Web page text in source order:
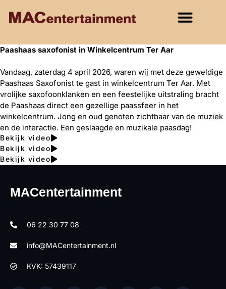
Paashaas saxofonist in Winkelcentrum Ter Aar
Vandaag, zaterdag 4 april 2026, waren wij met deze geweldige
Paashaas Saxofonist te gast in winkelcentrum Ter Aar. Met
vrolijke saxofoonklanken en een feestelijke uitstraling bracht
de Paashaas direct een gezellige paassfeer in het
winkelcentrum. Jong en oud genoten zichtbaar van de muziek
en de interactie. Een geslaagde en muzikale paasdag!
Bekijk video
Bekijk video
Bekijk video
MACentertainment
06 22 30 77 08
info@MACentertainment.nl
KVK: 57439117